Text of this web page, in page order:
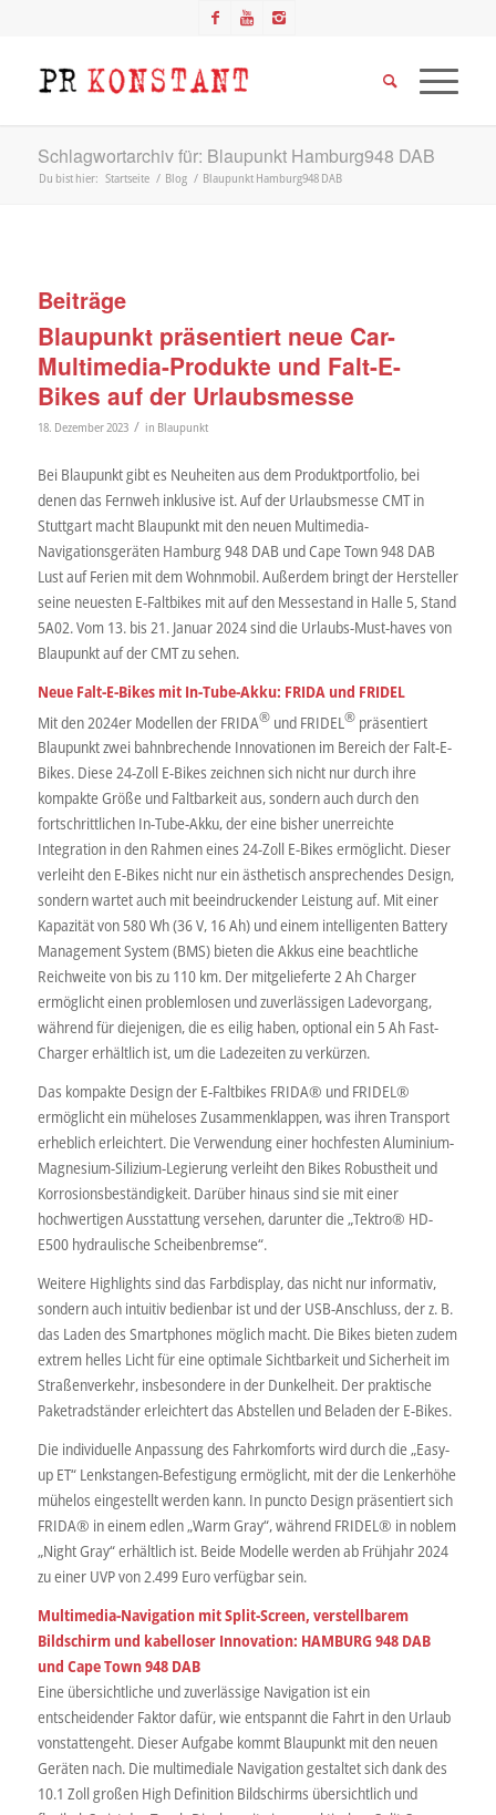
Schlagwortarchiv für: Blaupunkt Hamburg948 DAB
Du bist hier: Startseite / Blog / Blaupunkt Hamburg948 DAB
Beiträge
Blaupunkt präsentiert neue Car-
Multimedia-Produkte und Falt-E-
Bikes auf der Urlaubsmesse
18. Dezember 2023 / in Blaupunkt
Bei Blaupunkt gibt es Neuheiten aus dem Produktportfolio, bei
denen das Fernweh inklusive ist. Auf der Urlaubsmesse CMT in
Stuttgart macht Blaupunkt mit den neuen Multimedia-
Navigationsgeräten Hamburg 948 DAB und Cape Town 948 DAB
Lust auf Ferien mit dem Wohnmobil. Außerdem bringt der Hersteller
seine neuesten E-Faltbikes mit auf den Messestand in Halle 5, Stand
5A02. Vom 13. bis 21. Januar 2024 sind die Urlaubs-Must-haves von
Blaupunkt auf der CMT zu sehen.
Neue Falt-E-Bikes mit In-Tube-Akku: FRIDA und FRIDEL
Mit den 2024er Modellen der FRIDA®und FRIDEL ®präsentiert
Blaupunkt zwei bahnbrechende Innovationen im Bereich der Falt-E-
Bikes. Diese 24-Zoll E-Bikes zeichnen sich nicht nur durch ihre
kompakte Größe und Faltbarkeit aus, sondern auch durch den
fortschrittlichen In-Tube-Akku, der eine bisher unerreichte
Integration in den Rahmen eines 24-Zoll E-Bikes ermöglicht. Dieser
verleiht den E-Bikes nicht nur ein ästhetisch ansprechendes Design,
sondern wartet auch mit beeindruckender Leistung auf. Mit einer
Kapazität von 580 Wh (36 V, 16 Ah) und einem intelligenten Battery
Management System (BMS) bieten die Akkus eine beachtliche
Reichweite von bis zu 110 km. Der mitgelieferte 2 Ah Charger
ermöglicht einen problemlosen und zuverlässigen Ladevorgang,
während für diejenigen, die es eilig haben, optional ein 5 Ah Fast-
Charger erhältlich ist, um die Ladezeiten zu verkürzen.
Das kompakte Design der E-Faltbikes FRIDA® und FRIDEL®
ermöglicht ein müheloses Zusammenklappen, was ihren Transport
erheblich erleichtert. Die Verwendung einer hochfesten Aluminium-
Magnesium-Silizium-Legierung verleiht den Bikes Robustheit und
Korrosionsbeständigkeit. Darüber hinaus sind sie mit einer
hochwertigen Ausstattung versehen, darunter die „Tektro® HD-
E500 hydraulische Scheibenbremse“.
Weitere Highlights sind das Farbdisplay, das nicht nur informativ,
sondern auch intuitiv bedienbar ist und der USB-Anschluss, der z. B.
das Laden des Smartphones möglich macht. Die Bikes bieten zudem
extrem helles Licht für eine optimale Sichtbarkeit und Sicherheit im
Straßenverkehr, insbesondere in der Dunkelheit. Der praktische
Paketradständer erleichtert das Abstellen und Beladen der E-Bikes.
Die individuelle Anpassung des Fahrkomforts wird durch die „Easy-
up ET“ Lenkstangen-Befestigung ermöglicht, mit der die Lenkerhöhe
mühelos eingestellt werden kann. In puncto Design präsentiert sich
FRIDA® in einem edlen „Warm Gray“, während FRIDEL® in noblem
„Night Gray“ erhältlich ist. Beide Modelle werden ab Frühjahr 2024
zu einer UVP von 2.499 Euro verfügbar sein.
Multimedia-Navigation mit Split-Screen, verstellbarem
Bildschirm und kabelloser Innovation: HAMBURG 948 DAB
und Cape Town 948 DAB
Eine übersichtliche und zuverlässige Navigation ist ein
entscheidender Faktor dafür, wie entspannt die Fahrt in den Urlaub
vonstattengeht. Dieser Aufgabe kommt Blaupunkt mit den neuen
Geräten nach. Die multimediale Navigation gestaltet sich dank des
10.1 Zoll großen High Definition Bildschirms übersichtlich und